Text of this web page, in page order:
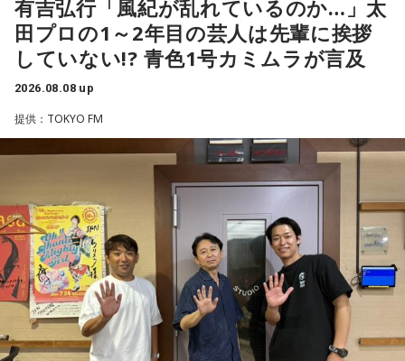
それに対してまた変化をしてくるから。だから“個”の力を高め
て、時間をつくれる選手が重要になってくるということです
ね。
◆世界で戦うために必要な“個”の力
あの戦いができたというのは、選手層も相当厚くなったとい
福田：そうですね。選手層は厚くなっているし、森保監督の
「誰が出ても同じような戦いができる準備をしてきた」とい
う言葉がその通りであることを、グループステージで証明で
きていたと思います。でも、そこから上に行くためには、や
っぱり“個の力”が必要だったかなと感じています。
世界で見ても、日本だけでなく主力の選手がケガする国は
多々あって、それでも勝ち上がっていく力が必要なのがW杯
45試合出場で9ゴールを記録するなど活躍を見せ、1993年に
はW杯アジア地区最終予選にも出場しました。2002年に現役
を引退した後は、サッカー解説者としてメディアでの活動の
活かしながら幅広く活動しています。
◆福田正博がW杯ブラジル戦を総括
藤木：ブラジル戦で、前半は佐野海舟選手の素晴らしいイン
ターセプトからのゴールがありましたし、前半の終了間際に
は日本がボールを持つ時間もありました。しかし、後半に入
ってからブラジルが戦略を変えてきて、日本が一方的に押し
込まれてしまった。試合のなかで具体的な戦術が打ち出せな
かったと考えると、（選手のなかに）もう少し具体的な戦略
を示す人、ブレーンが必要なのかなと素人目には思ってしま
うのですが……。
福田：そういう見方も当然ありますし、それができれば一番
有吉弘行「風紀が乱れているのか…」太
田プロの1～2年目の芸人は先輩に挨拶
していない!? 青色1号カミムラが言及
2026.08.08 up
提供：TOKYO FM